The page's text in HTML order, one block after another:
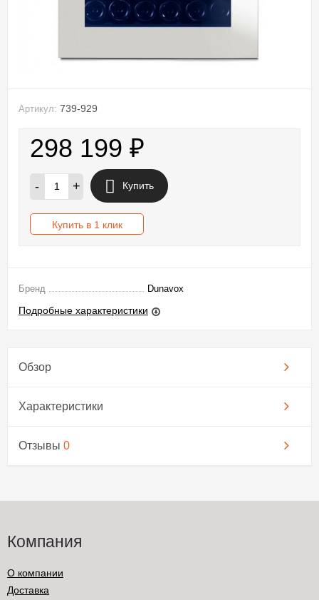
Артикул: 739-929
298 199 ₽
- + Купить
Купить в 1 клик
Бренд Dunavox
Подробные характеристики
Обзор
Характеристики
Отзывы 0
Компания
О компании
Доставка